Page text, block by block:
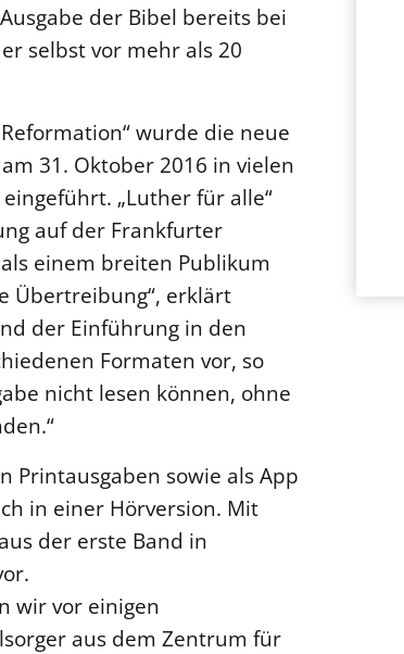
der Bibel bereits bei
selbst vor mehr als 20
wurde die neue
31. Oktober 2016 in vielen
„Luther für alle“
auf der Frankfurter
einem breiten Publikum
Übertreibung“, erklärt
der Einführung in den
Formaten vor, so
nicht lesen können, ohne
Printausgaben sowie als App
in einer Hörversion. Mit
der erste Band in
wir vor einigen
aus dem Zentrum für